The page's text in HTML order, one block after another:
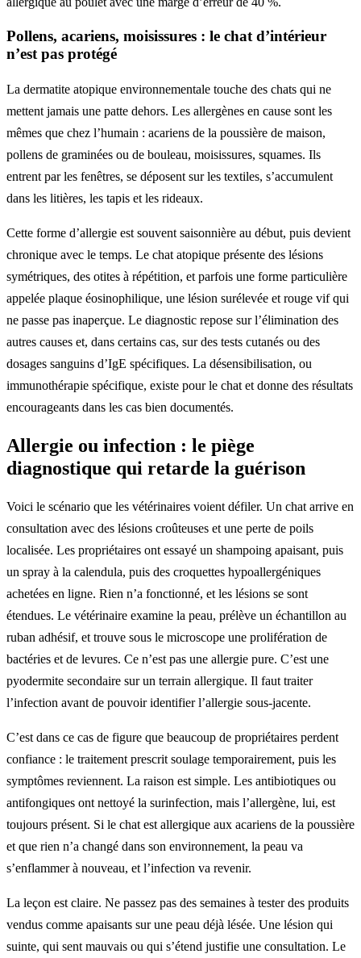
Pollens, acariens, moisissures : le chat d’intérieur
n’est pas protégé
La dermatite atopique environnementale touche des chats qui ne
mettent jamais une patte dehors. Les allergènes en cause sont les
mêmes que chez l’humain : acariens de la poussière de maison,
pollens de graminées ou de bouleau, moisissures, squames. Ils
entrent par les fenêtres, se déposent sur les textiles, s’accumulent
dans les litières, les tapis et les rideaux.
Cette forme d’allergie est souvent saisonnière au début, puis devient
chronique avec le temps. Le chat atopique présente des lésions
symétriques, des otites à répétition, et parfois une forme particulière
appelée plaque éosinophilique, une lésion surélevée et rouge vif qui
ne passe pas inaperçue. Le diagnostic repose sur l’élimination des
autres causes et, dans certains cas, sur des tests cutanés ou des
dosages sanguins d’IgE spécifiques. La désensibilisation, ou
immunothérapie spécifique, existe pour le chat et donne des résultats
encourageants dans les cas bien documentés.
Allergie ou infection : le piège
diagnostique qui retarde la guérison
Voici le scénario que les vétérinaires voient défiler. Un chat arrive en
consultation avec des lésions croûteuses et une perte de poils
localisée. Les propriétaires ont essayé un shampoing apaisant, puis
un spray à la calendula, puis des croquettes hypoallergéniques
achetées en ligne. Rien n’a fonctionné, et les lésions se sont
étendues. Le vétérinaire examine la peau, prélève un échantillon au
ruban adhésif, et trouve sous le microscope une prolifération de
bactéries et de levures. Ce n’est pas une allergie pure. C’est une
pyodermite secondaire sur un terrain allergique. Il faut traiter
l’infection avant de pouvoir identifier l’allergie sous-jacente.
C’est dans ce cas de figure que beaucoup de propriétaires perdent
confiance : le traitement prescrit soulage temporairement, puis les
symptômes reviennent. La raison est simple. Les antibiotiques ou
antifongiques ont nettoyé la surinfection, mais l’allergène, lui, est
toujours présent. Si le chat est allergique aux acariens de la poussière
et que rien n’a changé dans son environnement, la peau va
s’enflammer à nouveau, et l’infection va revenir.
La leçon est claire. Ne passez pas des semaines à tester des produits
vendus comme apaisants sur une peau déjà lésée. Une lésion qui
suinte, qui sent mauvais ou qui s’étend justifie une consultation. Le